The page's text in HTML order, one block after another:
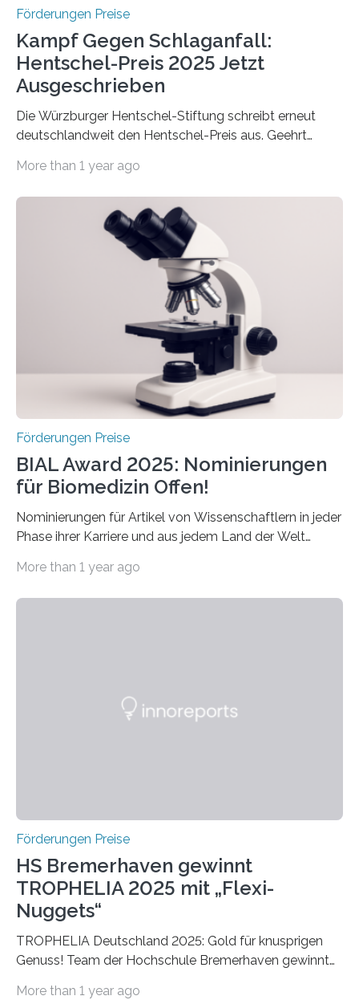
Förderungen Preise
Kampf Gegen Schlaganfall:
Hentschel-Preis 2025 Jetzt
Ausgeschrieben
Die Würzburger Hentschel-Stiftung schreibt erneut
deutschlandweit den Hentschel-Preis aus. Geehrt
hochrangige wissenschaftliche Publikation zum Thema
Schlaganfall“ mit Sitz in Würzburg fördert die
Schlaganfallforschung, um die Behandlung der
Betroffenen zu verbessern. Dazu schreibt sie auch in
diesem Jahr wieder deutschlandweit den Hentschel-
Preis aus. Er richtet sich gezielt an jüngere
Forscherinnen und Forscher unter 40 Jahren. Geehrt
werden soll eine herausragende Doktorarbeit oder eine
hochrangige wissenschaftliche Publikation zum Thema
More than 1 year ago
Förderungen Preise
BIAL Award 2025: Nominierungen
für Biomedizin Offen!
Nominierungen für Artikel von Wissenschaftlern in jeder
Phase ihrer Karriere und aus jedem Land der Welt
Leben gerufen, um die bemerkenswertesten
Foundation, des BIAL Award in Biomedicine ist in
More than 1 year ago
Förderungen Preise
HS Bremerhaven gewinnt
TROPHELIA 2025 mit „Flexi-
Nuggets“
TROPHELIA Deutschland 2025: Gold für knusprigen
Genuss! Team der Hochschule Bremerhaven gewinnt
More than 1 year ago